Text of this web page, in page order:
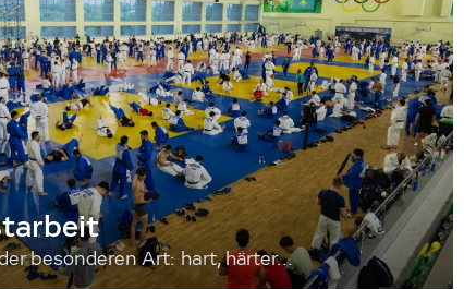
besonderen Art: hart, härter...